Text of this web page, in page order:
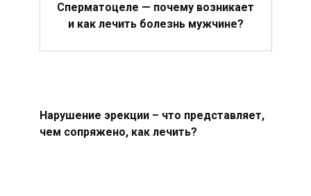
Сперматоцеле — почему возникает
и как лечить болезнь мужчине?
Нарушение эрекции – что представляет,
чем сопряжено, как лечить?